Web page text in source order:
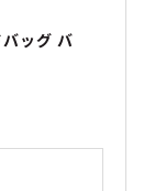
ッグ バ